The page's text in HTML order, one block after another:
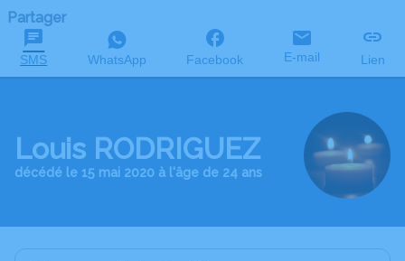
Partager
SMS WhatsApp Facebook E-mail Lien
Louis RODRIGUEZ
décédé le 15 mai 2020 à l'âge de 24 ans